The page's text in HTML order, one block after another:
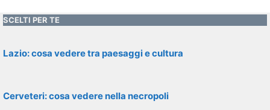
SCELTI PER TE
Lazio: cosa vedere tra paesaggi e cultura
Cerveteri: cosa vedere nella necropoli